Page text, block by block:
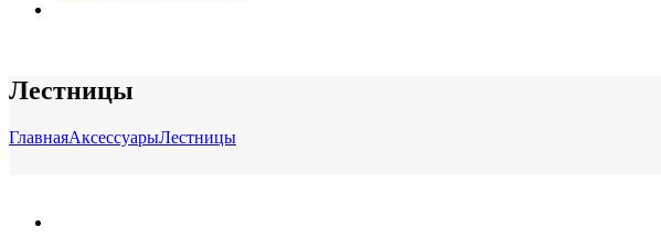
Лестницы
ГлавнаяАксессуарыЛестницы